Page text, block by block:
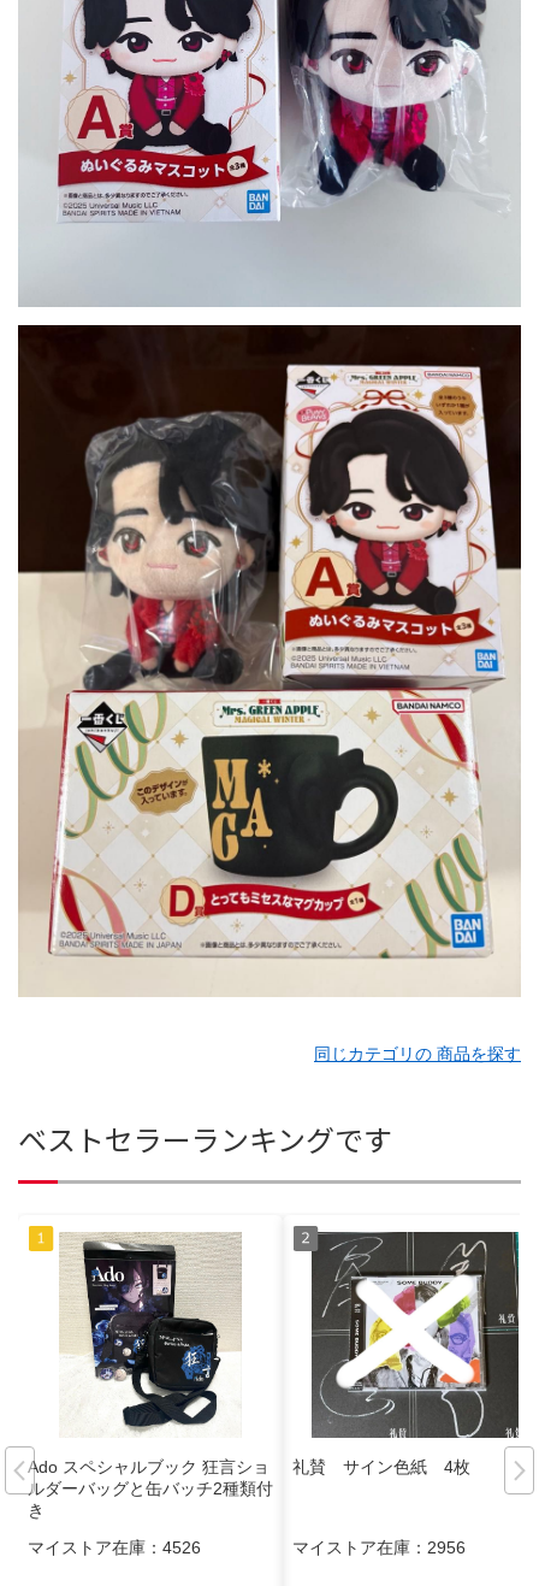
同じカテゴリの 商品を探す
ベストセラーランキングです
Ado スペシャルブック 狂言ショ
ルダーバッグと缶バッチ2種類付
き
マイストア在庫： 4526
礼賛 サイン色紙 4枚
マイストア在庫： 2956